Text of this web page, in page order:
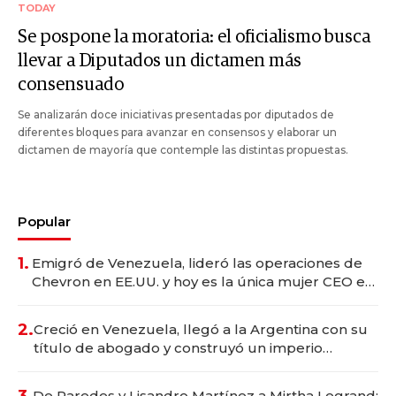
TODAY
Se pospone la moratoria: el oficialismo busca
llevar a Diputados un dictamen más
consensuado
Se analizarán doce iniciativas presentadas por diputados de
diferentes bloques para avanzar en consensos y elaborar un
dictamen de mayoría que contemple las distintas propuestas.
Popular
1. Emigró de Venezuela, lideró las operaciones de
Chevron en EE.UU. y hoy es la única mujer CEO en
2.Creció en Venezuela, llegó a la Argentina con su
título de abogado y construyó un imperio